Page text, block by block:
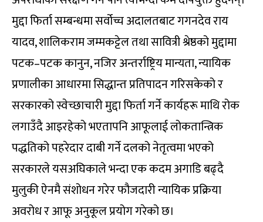
मुद्दा फिर्ता सम्बन्धमा सर्वोच्च अदालतबाट गगनदेव राय
यादव, शालिकराम जम्मकट्टेल तथा सावित्री श्रेष्ठको मुद्दामा
पटक–पटक कानुन, नजिर अन्तर्राष्ट्रिय मान्यता, न्यायिक
प्रणालीका आधारमा सिद्धान्त प्रतिपादन गरिसकेको र
सरकारको स्वेच्छाचारी मुद्दा फिर्ता गर्ने कार्यहरू माथि रोक
लगाउँदै आइरहेको भएतापनि आफूलाई लोकतान्त्रिक
पद्धतिको पहरेदार दाबी गर्ने दलको नेतृत्वमा भएको
सरकारले यसअघिकाले भन्दा एक कदम अगाडि बढ्दै
मुलुकी ऐनमै संशोधन गरेर फौजदारी न्यायिक प्रक्रिया
अवरोध र आफू अनुकूल प्रयोग गरेको छ।